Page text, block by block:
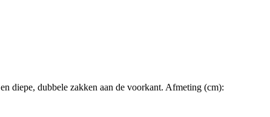
diepe, dubbele zakken aan de voorkant. Afmeting (cm):